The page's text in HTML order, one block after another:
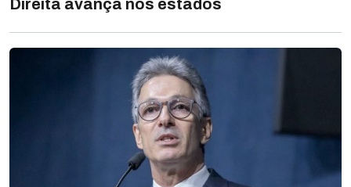
Direita avança nos estados